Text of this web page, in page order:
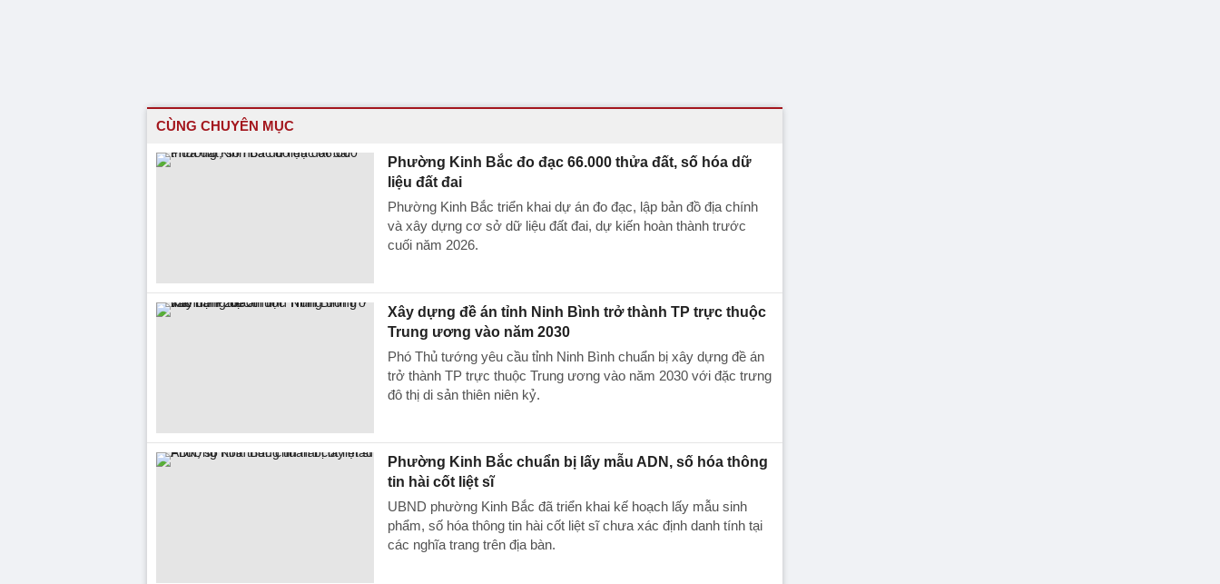
CÙNG CHUYÊN MỤC
Phường Kinh Bắc đo đạc 66.000 thửa đất, số hóa dữ
liệu đất đai
Phường Kinh Bắc triển khai dự án đo đạc, lập bản đồ địa chính
và xây dựng cơ sở dữ liệu đất đai, dự kiến hoàn thành trước
cuối năm 2026.
Xây dựng đề án tỉnh Ninh Bình trở thành TP trực thuộc
Trung ương vào năm 2030
Phó Thủ tướng yêu cầu tỉnh Ninh Bình chuẩn bị xây dựng đề án
trở thành TP trực thuộc Trung ương vào năm 2030 với đặc trưng
đô thị di sản thiên niên kỷ.
Phường Kinh Bắc chuẩn bị lấy mẫu ADN, số hóa thông
tin hài cốt liệt sĩ
UBND phường Kinh Bắc đã triển khai kế hoạch lấy mẫu sinh
phẩm, số hóa thông tin hài cốt liệt sĩ chưa xác định danh tính tại
các nghĩa trang trên địa bàn.